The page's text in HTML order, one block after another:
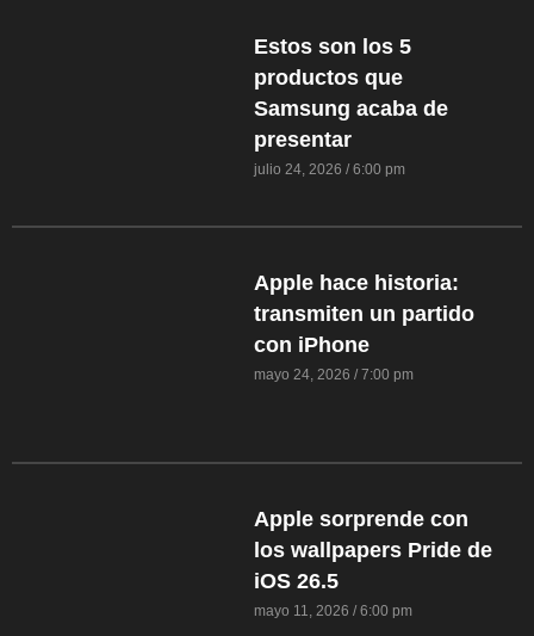
Estos son los 5
productos que
Samsung acaba de
presentar
julio 24, 2026 6:00 pm
Apple hace historia:
transmiten un partido
con iPhone
mayo 24, 2026 7:00 pm
Apple sorprende con
los wallpapers Pride de
iOS 26.5
mayo 11, 2026 6:00 pm